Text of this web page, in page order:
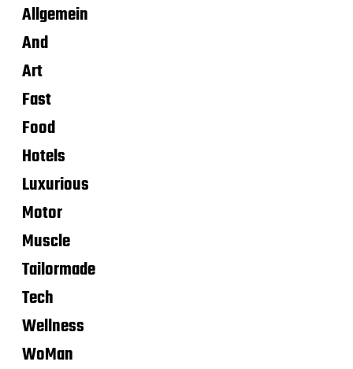
Allgemein
And
Art
Fast
Food
Hotels
Luxurious
Motor
Muscle
Tailormade
Tech
Wellness
WoMan